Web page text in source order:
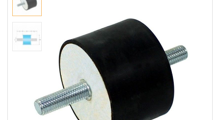
Kablo Geçit
Lastikleri
Kauçuk